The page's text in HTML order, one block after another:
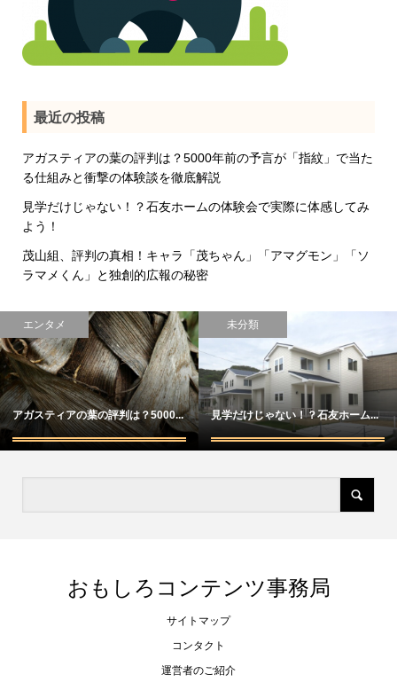
最近の投稿
アガスティアの葉の評判は？5000年前の予言が「指紋」で当た
る仕組みと衝撃の体験談を徹底解説
見学だけじゃない！？石友ホームの体験会で実際に体感してみ
よう！
茂山組、評判の真相！キャラ「茂ちゃん」「アマグモン」「ソ
ラマメくん」と独創的広報の秘密
エンタメ
アガスティアの葉の評判は？5000...
未分類
見学だけじゃない！？石友ホーム...
おもしろコンテンツ事務局
サイトマップ
コンタクト
運営者のご紹介